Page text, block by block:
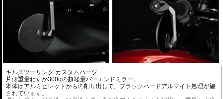
ギルズツーリング カスタムパーツ
片側重量わずか300gの超軽量バーエンドミラー。
本体はアルミビレットからの削り出しで、ブラックハードアルマイト処理が施
されています。